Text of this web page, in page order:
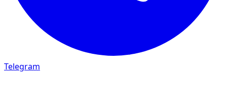
Telegram